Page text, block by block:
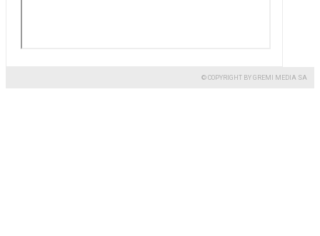
© COPYRIGHT BY GREMI MEDIA SA